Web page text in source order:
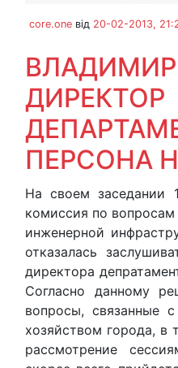
core.one від 20-02-2013,
ДИРЕКТОР
ПЕРСОНА
На своем заседании
комиссия по
инженерной
отказалась
директора
Согласно данному
вопросы, связанные
хозяйством города, в
рассмотрение